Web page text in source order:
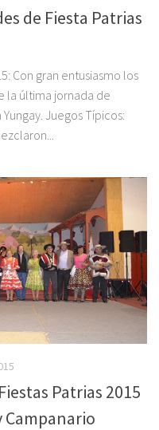
de Fiesta Patrias
Con gran entusiasmo los
la última jornada de
Juegos Típicos:
Patrias 2015
Campanario